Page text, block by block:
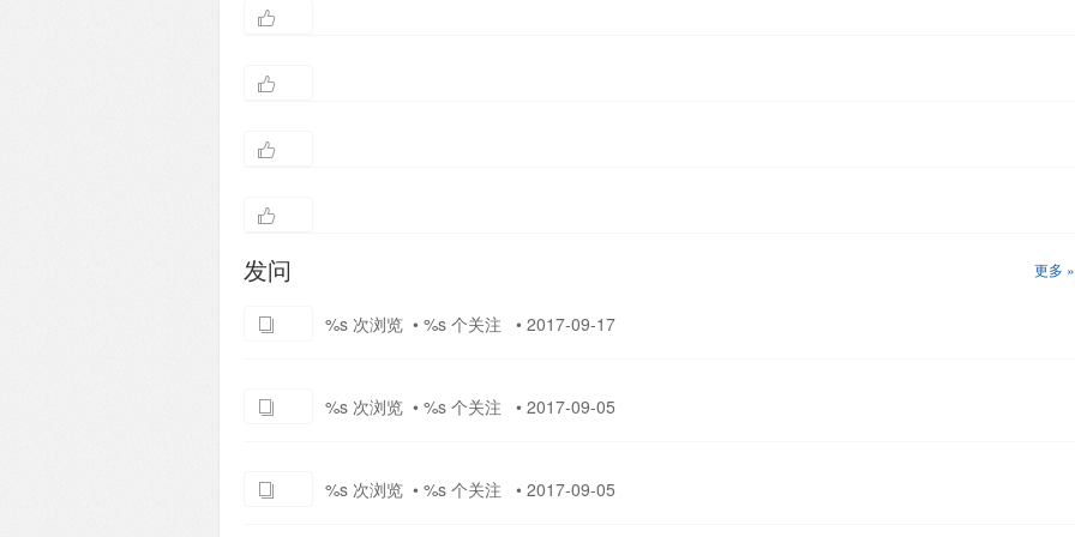
更多 »
发问
%s 次浏览 • %s 个关注 • 2017-09-17
%s 次浏览 • %s 个关注 • 2017-09-05
%s 次浏览 • %s 个关注 • 2017-09-05